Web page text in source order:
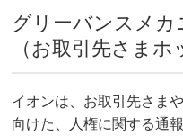
グリーバンスメカ
（お取引先さま
イオンは、お取引先さま
向けた、人権に関する通